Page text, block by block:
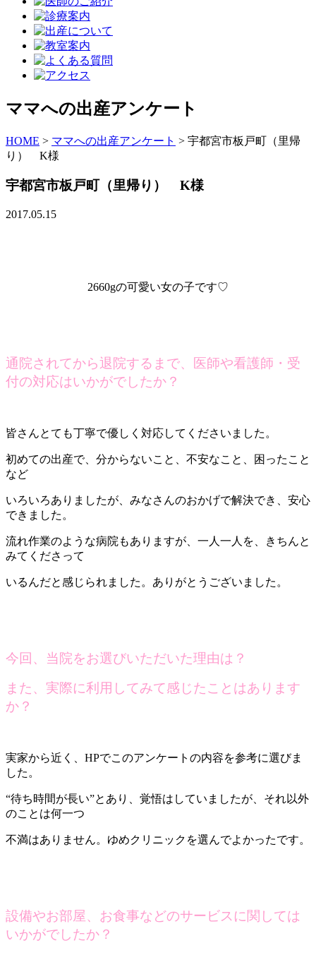
ママへの出産アンケート
HOME > ママへの出産アンケート > 宇都宮市板戸町（里帰
り） K様
宇都宮市板戸町（里帰り） K様
2017.05.15
2660gの可愛い女の子です♡
通院されてから退院するまで、医師や看護師・受
付の対応はいかがでしたか？
皆さんとても丁寧で優しく対応してくださいました。
初めての出産で、分からないこと、不安なこと、困ったこと
など
いろいろありましたが、みなさんのおかげで解決でき、安心
できました。
流れ作業のような病院もありますが、一人一人を、きちんと
みてくださって
いるんだと感じられました。ありがとうございました。
今回、当院をお選びいただいた理由は？
また、実際に利用してみて感じたことはあります
か？
実家から近く、HPでこのアンケートの内容を参考に選びま
した。
“待ち時間が長い”とあり、覚悟はしていましたが、それ以外
のことは何一つ
不満はありません。ゆめクリニックを選んでよかったです。
設備やお部屋、お食事などのサービスに関しては
いかがでしたか？